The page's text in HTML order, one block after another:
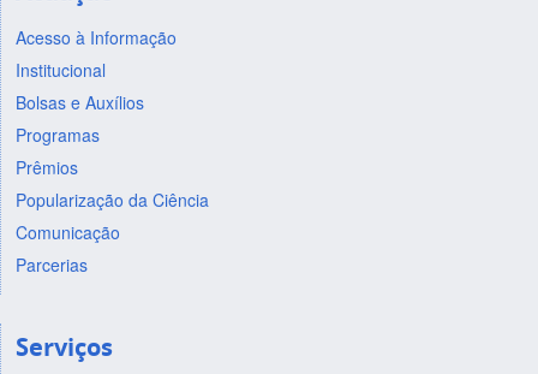
Acesso à Informação
Institucional
Bolsas e Auxílios
Programas
Prêmios
Popularização da Ciência
Comunicação
Parcerias
Serviços